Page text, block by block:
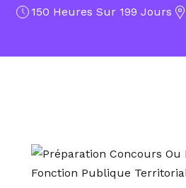
150 Heures Sur 199 Jours